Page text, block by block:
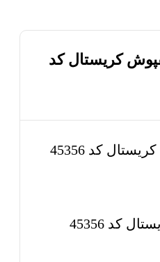
کریستال کد
مشخصات کفپوش کریستال کد 45356
تصاویر کفپوش کریستال کد 45356